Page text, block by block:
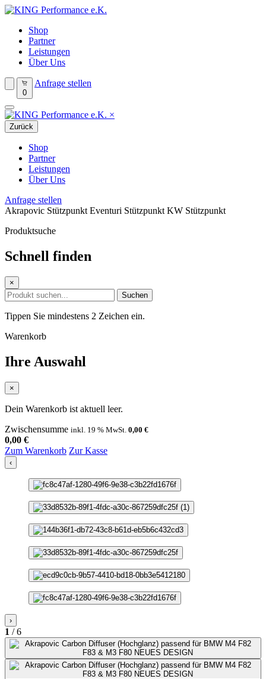
Shop
Partner
Leistungen
Über Uns
0
Anfrage stellen
×
Zurück
Shop
Partner
Leistungen
Über Uns
Anfrage stellen
Akrapovic Stützpunkt Eventuri Stützpunkt KW Stützpunkt
Produktsuche
Schnell finden
×
Suchen
Tippen Sie mindestens 2 Zeichen ein.
Warenkorb
Ihre Auswahl
×
Dein Warenkorb ist aktuell leer.
Zwischensumme inkl. 19 % MwSt. 0,00 €
0,00 €
Zum Warenkorb Zur Kasse
‹
›
1 / 6